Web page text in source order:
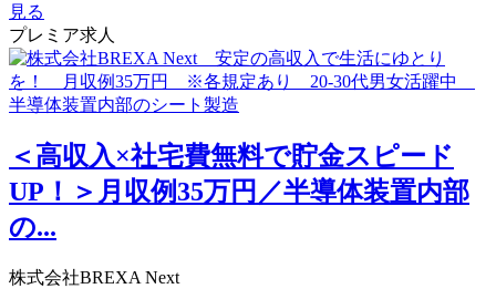
見る
プレミア求人
＜高収入×社宅費無料で貯金スピード
UP！＞月収例35万円／半導体装置内部
の...
株式会社BREXA Next